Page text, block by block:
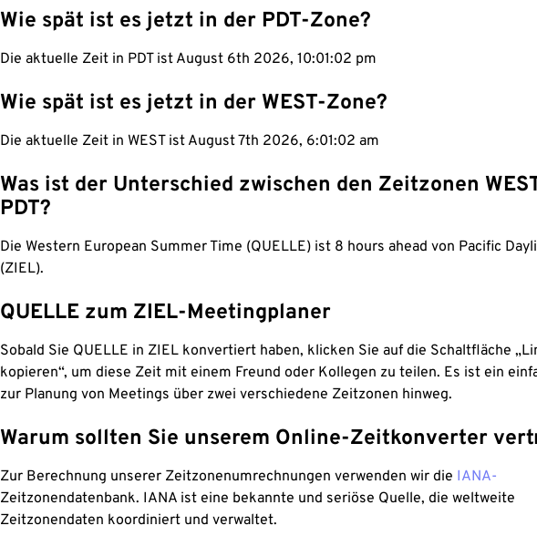
Wie spät ist es jetzt in der PDT-Zone?
Die aktuelle Zeit in PDT ist August 6th 2026, 10:01:03 pm
Wie spät ist es jetzt in der WEST-Zone?
Die aktuelle Zeit in WEST ist August 7th 2026, 6:01:03 am
Was ist der Unterschied zwischen den Zeitzonen
PDT?
Die Western European Summer Time (QUELLE) ist 8 hours ahead von Pacific
(ZIEL).
QUELLE zum ZIEL-Meetingplaner
Sobald Sie QUELLE in ZIEL konvertiert haben, klicken Sie auf die Schaltfläche
kopieren“, um diese Zeit mit einem Freund oder Kollegen zu teilen. Es ist ein
zur Planung von Meetings über zwei verschiedene Zeitzonen hinweg.
Warum sollten Sie unserem Online-Zeitkonverter
Zur Berechnung unserer Zeitzonenumrechnungen verwenden wir die IANA-
Zeitzonendatenbank. IANA ist eine bekannte und seriöse Quelle, die weltweite
Zeitzonendaten koordiniert und verwaltet.